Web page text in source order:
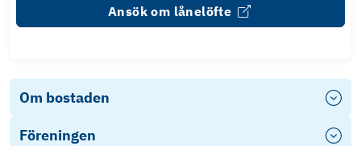
Ansök om lånelöfte
Om bostaden
Föreningen